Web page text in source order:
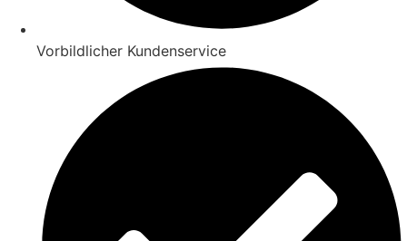
Vorbildlicher Kundenservice